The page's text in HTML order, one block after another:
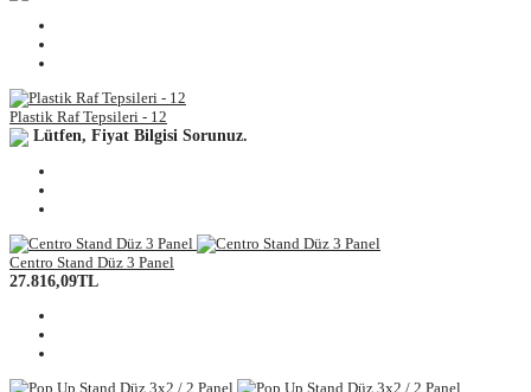
Plastik Raf Tepsileri - 12
Lütfen, Fiyat Bilgisi Sorunuz.
Centro Stand Düz 3 Panel
27.816,09TL